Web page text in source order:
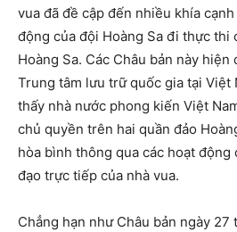
vua đã đề cập đến nhiều khía
động của đội Hoàng Sa đi thực thi
Hoàng Sa. Các Châu bản này
Trung tâm lưu trữ quốc gia tại Việt
thấy nhà nước phong kiến Việt
chủ quyền trên hai quần đảo
hòa bình thông qua các hoạt
đạo trực tiếp của nhà vua.
Chẳng hạn như Châu bản ngày 27